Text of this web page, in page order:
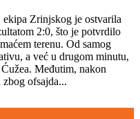
Zrinjskog je ostvarila
2:0, što je potvrdilo
terenu. Od samog
a već u drugom minutu,
Međutim, nakon
ofsajda...